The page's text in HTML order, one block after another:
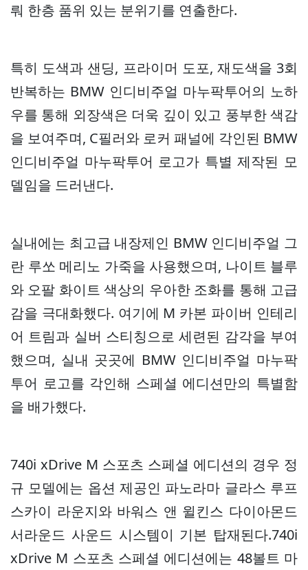
뤄 한층 품위 있는 분위기를 연출한다.
특히 도색과 샌딩, 프라이머 도포, 재도색을 3회
반복하는 BMW 인디비주얼 마누팍투어의 노하
우를 통해 외장색은 더욱 깊이 있고 풍부한 색감
을 보여주며, C필러와 로커 패널에 각인된 BMW
인디비주얼 마누팍투어 로고가 특별 제작된 모
델임을 드러낸다.
실내에는 최고급 내장제인 BMW 인디비주얼 그
란 루쏘 메리노 가죽을 사용했으며, 나이트 블루
와 오팔 화이트 색상의 우아한 조화를 통해 고급
감을 극대화했다. 여기에 M 카본 파이버 인테리
어 트림과 실버 스티칭으로 세련된 감각을 부여
했으며, 실내 곳곳에 BMW 인디비주얼 마누팍
투어 로고를 각인해 스페셜 에디션만의 특별함
을 배가했다.
740i xDrive M 스포츠 스페셜 에디션의 경우 정
규 모델에는 옵션 제공인 파노라마 글라스 루프
스카이 라운지와 바워스 앤 윌킨스 다이아몬드
서라운드 사운드 시스템이 기본 탑재된다.740i
xDrive M 스포츠 스페셜 에디션에는 48볼트 마